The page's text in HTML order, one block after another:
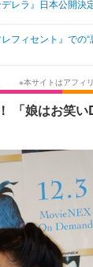
レラ』日本公開決
フィセント』での
「娘はお笑